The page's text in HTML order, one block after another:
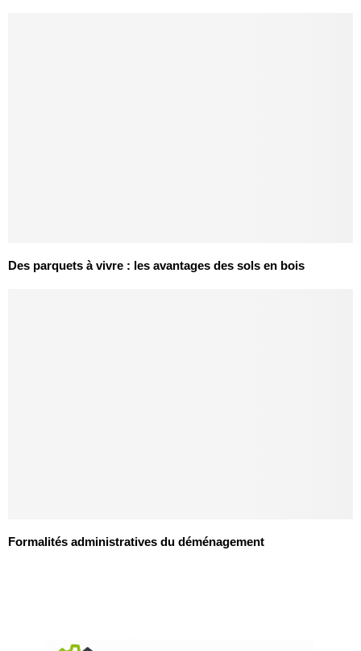
Des parquets à vivre : les avantages des sols en bois
Formalités administratives du déménagement